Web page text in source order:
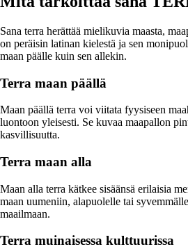
Sana terra herättää mielikuvia maasta,
on peräisin latinan kielestä ja sen
maan päälle kuin sen allekin.
Terra maan päällä
Maan päällä terra voi viitata fyysiseen
luontoon yleisesti. Se kuvaa maapallon
kasvillisuutta.
Terra maan alla
Maan alla terra kätkee sisäänsä erilaisia
maan uumeniin, alapuolelle tai
maailmaan.
Terra muinaisessa kulttuurissa